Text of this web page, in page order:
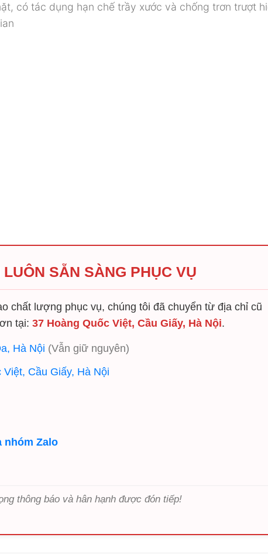
có tác dụng hạn chế trầy xước và chống trơn trượt
SẴN SÀNG PHỤC VỤ
chất lượng phục vụ, chúng tôi đã chuyển từ địa chỉ cũ
tại: 37 Hoàng Quốc Việt, Cầu Giấy, Hà Nội.
Hà Nội (Vẫn giữ nguyên)
Cầu Giấy, Hà Nội
nhóm Zalo
thông báo và hân hạnh được đón tiếp!